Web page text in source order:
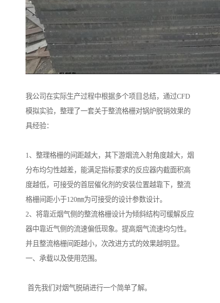
我公司在实际生产过程中根据多个项目总结，通过CFD
模拟实验，整理了一套关于整流格栅对锅炉脱销效果的
具经验：
1、整理格栅的间距越大，其下游烟流入射角度越大，烟
分布均匀性越差，能满足指标要求的反应器内截面积高
度越低，可接受的首层催化剂的安装位置越靠下，整流
格栅间距小于120㎜为可接受的设计参数设计。
2、将靠近烟气侧的整流格栅设计为倾斜结构可缓解反应
器中靠近气侧的流速偏低现象。提高烟气流速均匀性。
并且整流格栅间距越小，次改进方式的效果越明显。
一、承载以及使用范围。
首先我们对烟气脱硝进行一个简单了解。